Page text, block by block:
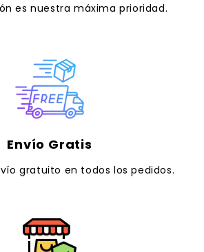
es nuestra máxima prioridad.
Envío Gratis
gratuito en todos los pedidos.